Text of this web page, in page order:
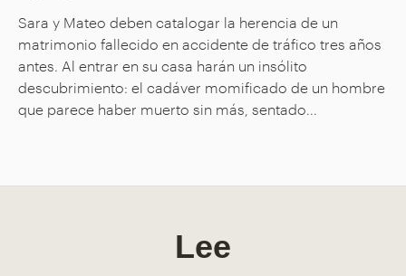
Sara y Mateo deben catalogar la herencia de un
matrimonio fallecido en accidente de tráfico tres años
antes. Al entrar en su casa harán un insólito
descubrimiento: el cadáver momificado de un hombre
que parece haber muerto sin más, sentado...
Lee